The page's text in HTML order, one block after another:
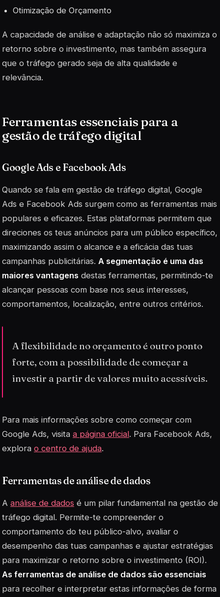
Otimização de Orçamento
A capacidade de análise e adaptação não só maximiza o
retorno sobre o investimento, mas também assegura
que o tráfego gerado seja de alta qualidade e
relevância.
Ferramentas essenciais para a
gestão de tráfego digital
Google Ads e Facebook Ads
Quando se fala em gestão de tráfego digital, Google
Ads e Facebook Ads surgem como as ferramentas mais
populares e eficazes. Estas plataformas permitem que
direciones os teus anúncios para um público específico,
maximizando assim o alcance e a eficácia das tuas
campanhas publicitárias. A segmentação é uma das
maiores vantagens destas ferramentas, permitindo-te
alcançar pessoas com base nos seus interesses,
comportamentos, localização, entre outros critérios.
A flexibilidade no orçamento é outro ponto
forte, com a possibilidade de começar a
investir a partir de valores muito acessíveis.
Para mais informações sobre como começar com
Google Ads, visita a página oficial. Para Facebook Ads,
explora o centro de ajuda.
Ferramentas de análise de dados
A análise de dados é um pilar fundamental na gestão de
tráfego digital. Permite-te compreender o
comportamento do teu público-alvo, avaliar o
desempenho das tuas campanhas e ajustar estratégias
para maximizar o retorno sobre o investimento (ROI).
As ferramentas de análise de dados são essenciais
para recolher e interpretar estas informações de forma